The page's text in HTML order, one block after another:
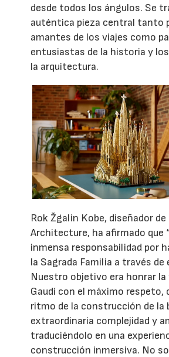
desde todos los ángulos. Se
auténtica pieza central tanto
amantes de los viajes como
entusiastas de la historia y
la arquitectura.
Rok Žgalin Kobe, diseñador de
Architecture, ha afirmado que
inmensa responsabilidad por
la Sagrada Familia a través de
Nuestro objetivo era honrar la
Gaudí con el máximo respeto,
ritmo de la construcción de la
extraordinaria complejidad y
traduciéndolo en una
construcción inmersiva. No